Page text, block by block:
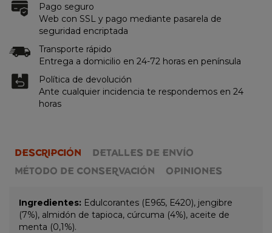
Pago seguro
Web con SSL y pago mediante pasarela de
seguridad encriptada
Transporte rápido
Entrega a domicilio en 24-72 horas en península
Política de devolución
Ante cualquier incidencia te respondemos en 24
horas
DESCRIPCIÓN
DETALLES DE ENVÍO
MÉTODO DE CONSERVACIÓN
OPINIONES
Ingredientes: Edulcorantes (E965, E420), jengibre
(7%), almidón de tapioca, cúrcuma (4%), aceite de
menta (0,1%).